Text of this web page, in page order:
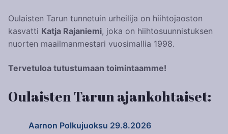
Oulaisten Tarun tunnetuin urheilija on hiihtojaoston
kasvatti Katja Rajaniemi, joka on hiihtosuunnistuksen
nuorten maailmanmestari vuosimallia 1998.
Tervetuloa tutustumaan toimintaamme!
Oulaisten Tarun ajankohtaiset:
Aarnon Polkujuoksu 29.8.2026